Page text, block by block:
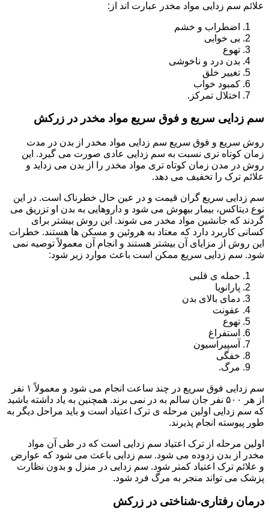
علائم سم زدایی مواد مخدر عبارت اند از:
اضطراب و خشم
بی خوابی
تهوع
بدن درد و ناخوشی
تغییر خلق
کمبود خواب
اختلال تمرکز.
سم زدایی سریع و فوق سریع مواد مخدر در زرکش
روش سریع و فوق سریع سم زدایی مواد مخدر از بدن در مدت
زمان کوتاه تری نسبت به سم زدایی عادی صورت می گیرد. این
روش در مدن زمان کوتاه تری مواد مخدر را از بدن می زداید و
علائم ترک را تخفیف می دهد.
سم زدایی سریع گران قیمت و در عین حال خطرناک است. در این
نوع دیتاکس، بیمار بیهوش می شود و داروهایی به بدن او تزریق می
گردند که جانشین مواد مخدر می شوند. این روش بیشتر برای
کسانی کاربرد دارد که معتاد به هروئین و مسکن ها هستند. خطرات
این روش از مزایای آن بیشتر هستند و انجام آن معمولاً توصیه نمی
شود. سم زدایی سریع ممکن است باعث موارد زیر شود:
حمله ی قلبی
پارانویا
دمای بالای بدن
عفونت
تهوع
استفراغ
آسپیراسیون
خفگی
مرگ.
سم زدایی فوق سریع در چند ساعت انجام می شود و معمولاً ۱ نفر
از هر ۵۰۰ نفر جان سالم به در نمی برند. همچنین به یاد داشته باشید
که سم زدایی اولین مرحله ی ترک اعتیاد است و باید مراحل دیگر به
طور پیوسته انجام پذیرند.
اولین مرحله از ترک اعتیاد سم زدایی است که در طی آن مواد
مخدر از بدن زدوده می شود. سم زدایی باعث می شود که عوارض
و علائم ترک اعتیاد کمتر شود. سم زدایی در منزل و بدون نظارت
پزشک می تواند منجر به مرگ فرد شود.
درمان رفتاری-شناختی در زرکش